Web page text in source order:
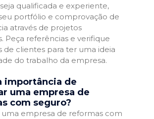
qualificada e experiente,
portfólio e comprovação de
através de projetos
Peça referências e verifique
de clientes para ter uma ideia
do trabalho da empresa.
importância de
uma empresa de
com seguro?
uma empresa de reformas com